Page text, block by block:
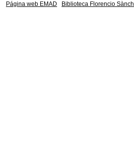
Página web EMAD Biblioteca Florencio